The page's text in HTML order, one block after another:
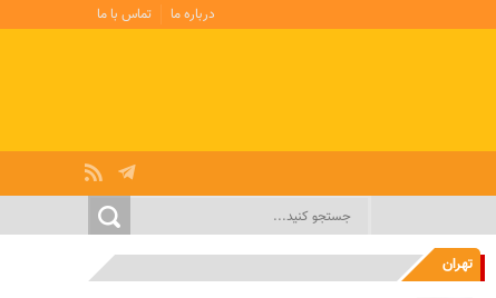
درباره ما تماس با ما
تهران